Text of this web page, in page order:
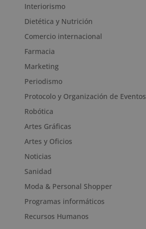
Interiorismo
Dietética y Nutrición
Comercio internacional
Farmacia
Marketing
Periodismo
Protocolo y Organización de Eventos
Robótica
Artes Gráficas
Artes y Oficios
Noticias
Sanidad
Moda & Personal Shopper
Programas informáticos
Recursos Humanos